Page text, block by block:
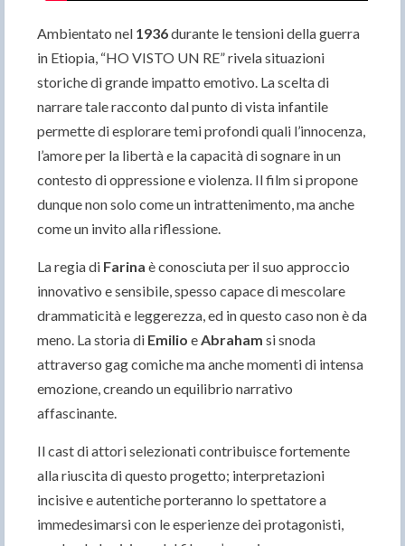
Ambientato nel 1936durante le tensioni della guerra
in Etiopia, “HO VISTO UN RE” rivela situazioni
storiche di grande impatto emotivo. La scelta di
narrare tale racconto dal punto di vista infantile
permette di esplorare temi profondi quali l’innocenza,
l’amore per la libertà e la capacità di sognare in un
contesto di oppressione e violenza. Il film si propone
dunque non solo come un intrattenimento, ma anche
come un invito alla riflessione.
La regia di Farina è conosciuta per il suo approccio
innovativo e sensibile, spesso capace di mescolare
drammaticità e leggerezza, ed in questo caso non è da
meno. La storia di Emilio eAbraham si snoda
attraverso gag comiche ma anche momenti di intensa
emozione, creando un equilibrio narrativo
affascinante.
Il cast di attori selezionati contribuisce fortemente
alla riuscita di questo progetto; interpretazioni
incisive e autentiche porteranno lo spettatore a
immedesimarsi con le esperienze dei protagonisti,